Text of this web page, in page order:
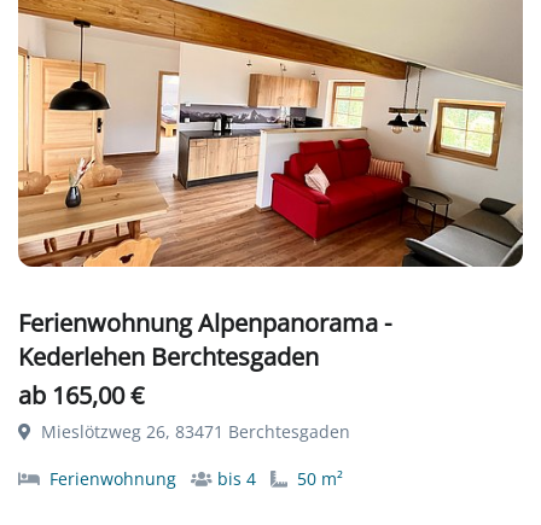
Ferienwohnung Alpenpanorama -
Kederlehen Berchtesgaden
ab 165,00 €
Mieslötzweg 26, 83471 Berchtesgaden
Ferienwohnung bis 4 50 m²